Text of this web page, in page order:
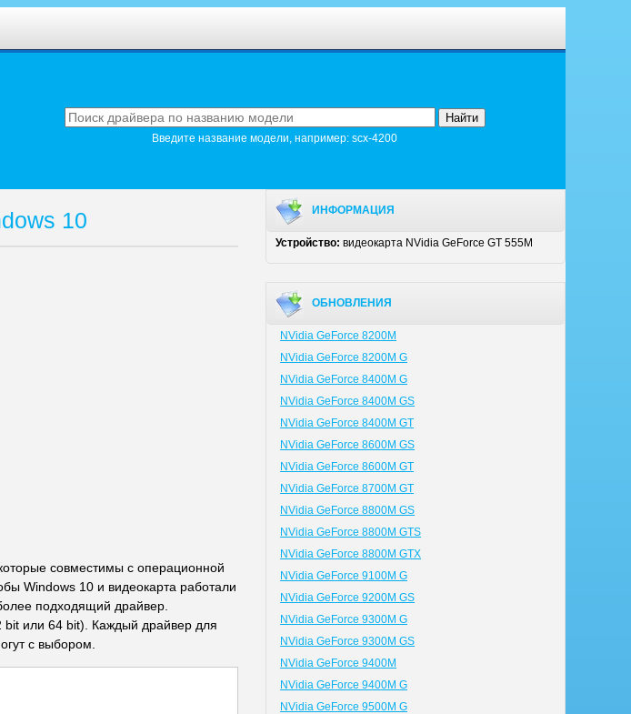
Введите название модели, например: scx-4200
10
совместимы с операционной
Windows 10 и видеокарта работали
подходящий драйвер.
или 64 bit). Каждый драйвер для
с выбором.
ИНФОРМАЦИЯ
Устройство: видеокарта NVidia GeForce GT 555M
ОБНОВЛЕНИЯ
NVidia GeForce 8200M
NVidia GeForce 8200M G
NVidia GeForce 8400M G
NVidia GeForce 8400M GS
NVidia GeForce 8400M GT
NVidia GeForce 8600M GS
NVidia GeForce 8600M GT
NVidia GeForce 8700M GT
NVidia GeForce 8800M GS
NVidia GeForce 8800M GTS
NVidia GeForce 8800M GTX
NVidia GeForce 9100M G
NVidia GeForce 9200M GS
NVidia GeForce 9300M G
NVidia GeForce 9300M GS
NVidia GeForce 9400M
NVidia GeForce 9400M G
NVidia GeForce 9500M G